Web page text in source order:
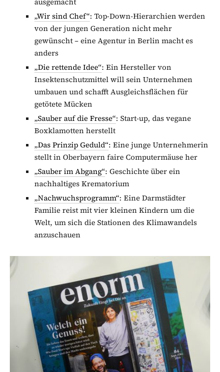
„Wir sind Chef“: Top-Down-Hierarchien werden
von der jungen Generation nicht mehr
gewünscht – eine Agentur in Berlin macht es
anders
„Die rettende Idee“: Ein Hersteller von
Insektenschutzmittel will sein Unternehmen
umbauen und schafft Ausgleichsflächen für
getötete Mücken
„Sauber auf die Fresse“: Start-up, das vegane
Boxklamotten herstellt
„Das Prinzip Geduld“: Eine junge Unternehmerin
stellt in Oberbayern faire Computermäuse her
„Sauber im Abgang“: Geschichte über ein
nachhaltiges Krematorium
„Nachwuchsprogramm“: Eine Darmstädter
Familie reist mit vier kleinen Kindern um die
Welt, um sich die Stationen des Klimawandels
anzuschauen